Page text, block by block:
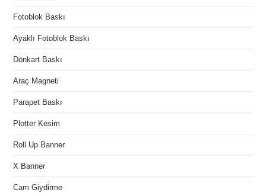
Fotoblok Baskı
Ayaklı Fotoblok Baskı
Dönkart Baskı
Araç Magneti
Parapet Baskı
Plotter Kesim
Roll Up Banner
X Banner
Cam Giydirme